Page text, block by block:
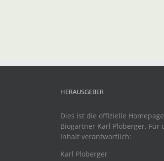
HERAUSGEBER
Dies ist die offizielle
Biogärtner Karl Ploberger. Für
Inhalt verantwortlich:
Karl Ploberger